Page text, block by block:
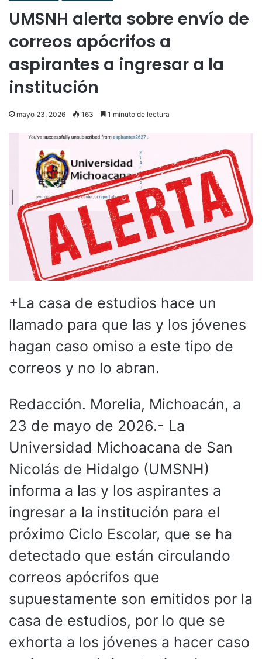
UMSNH alerta sobre envío de
correos apócrifos a
aspirantes a ingresar a la
institución
mayo 23, 2026 163 1 minuto de lectura
+La casa de estudios hace un
llamado para que las y los jóvenes
hagan caso omiso a este tipo de
correos y no lo abran.
Redacción. Morelia, Michoacán, a
23 de mayo de 2026.- La
Universidad Michoacana de San
Nicolás de Hidalgo (UMSNH)
informa a las y los aspirantes a
ingresar a la institución para el
próximo Ciclo Escolar, que se ha
detectado que están circulando
correos apócrifos que
supuestamente son emitidos por la
casa de estudios, por lo que se
exhorta a los jóvenes a hacer caso